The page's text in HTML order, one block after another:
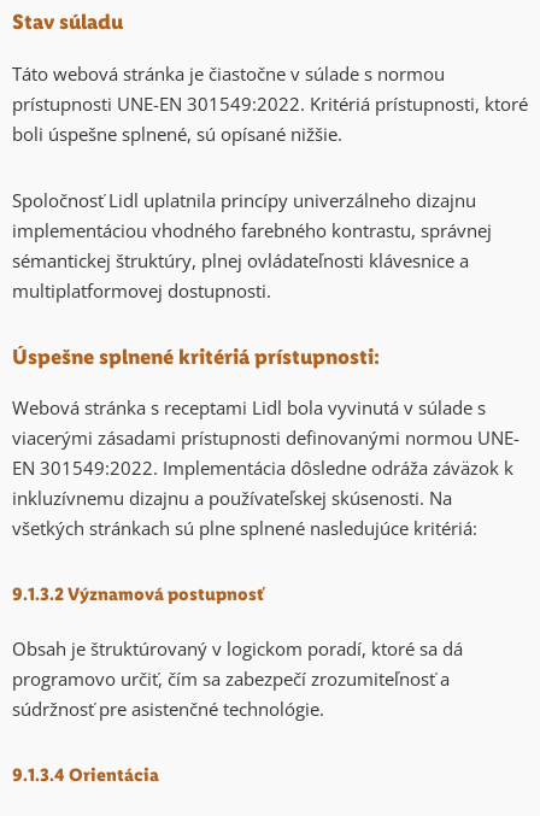
Stav súladu
Táto webová stránka je čiastočne v súlade s normou
prístupnosti UNE-EN 301549:2022. Kritériá prístupnosti, ktoré
boli úspešne splnené, sú opísané nižšie.
Spoločnosť Lidl uplatnila princípy univerzálneho dizajnu
implementáciou vhodného farebného kontrastu, správnej
sémantickej štruktúry, plnej ovládateľnosti klávesnice a
multiplatformovej dostupnosti.
Úspešne splnené kritériá prístupnosti:
Webová stránka s receptami Lidl bola vyvinutá v súlade s
viacerými zásadami prístupnosti definovanými normou UNE-
EN 301549:2022. Implementácia dôsledne odráža záväzok k
inkluzívnemu dizajnu a používateľskej skúsenosti. Na
všetkých stránkach sú plne splnené nasledujúce kritériá:
9.1.3.2 Významová postupnosť
Obsah je štruktúrovaný v logickom poradí, ktoré sa dá
programovo určiť, čím sa zabezpečí zrozumiteľnosť a
súdržnosť pre asistenčné technológie.
9.1.3.4 Orientácia